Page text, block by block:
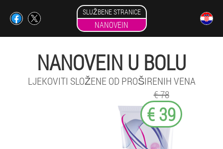
SLUŽBENE STRANICE
NANOVEIN
NANOVEIN U BOLU
LJEKOVITI SLOŽENE OD PROŠIRENIH VENA
€ 78
€ 39